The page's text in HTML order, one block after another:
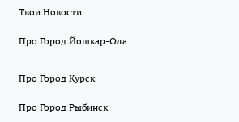
Твои Новости
Про Город Йошкар-Ола
Про Город Курск
Про Город Рыбинск